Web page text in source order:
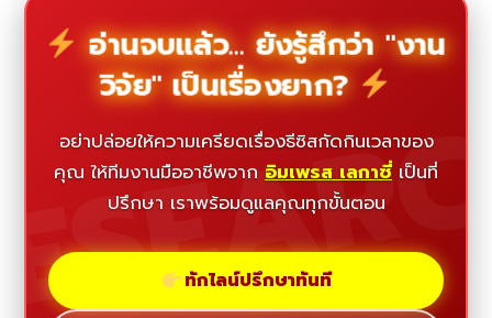
อ่านจบแล้ว... ยังรู้สึกว่า "งาน
วิจัย" เป็นเรื่องยาก?
อย่าปล่อยให้ความเครียดเรื่องธีซิสกัดกินเวลาของ
คุณ ให้ทีมงานมืออาชีพจาก อิมเพรส เลกาซี่ เป็นที่
ปรึกษา เราพร้อมดูแลคุณทุกขั้นตอน
ทักไลน์ปรึกษาทันที